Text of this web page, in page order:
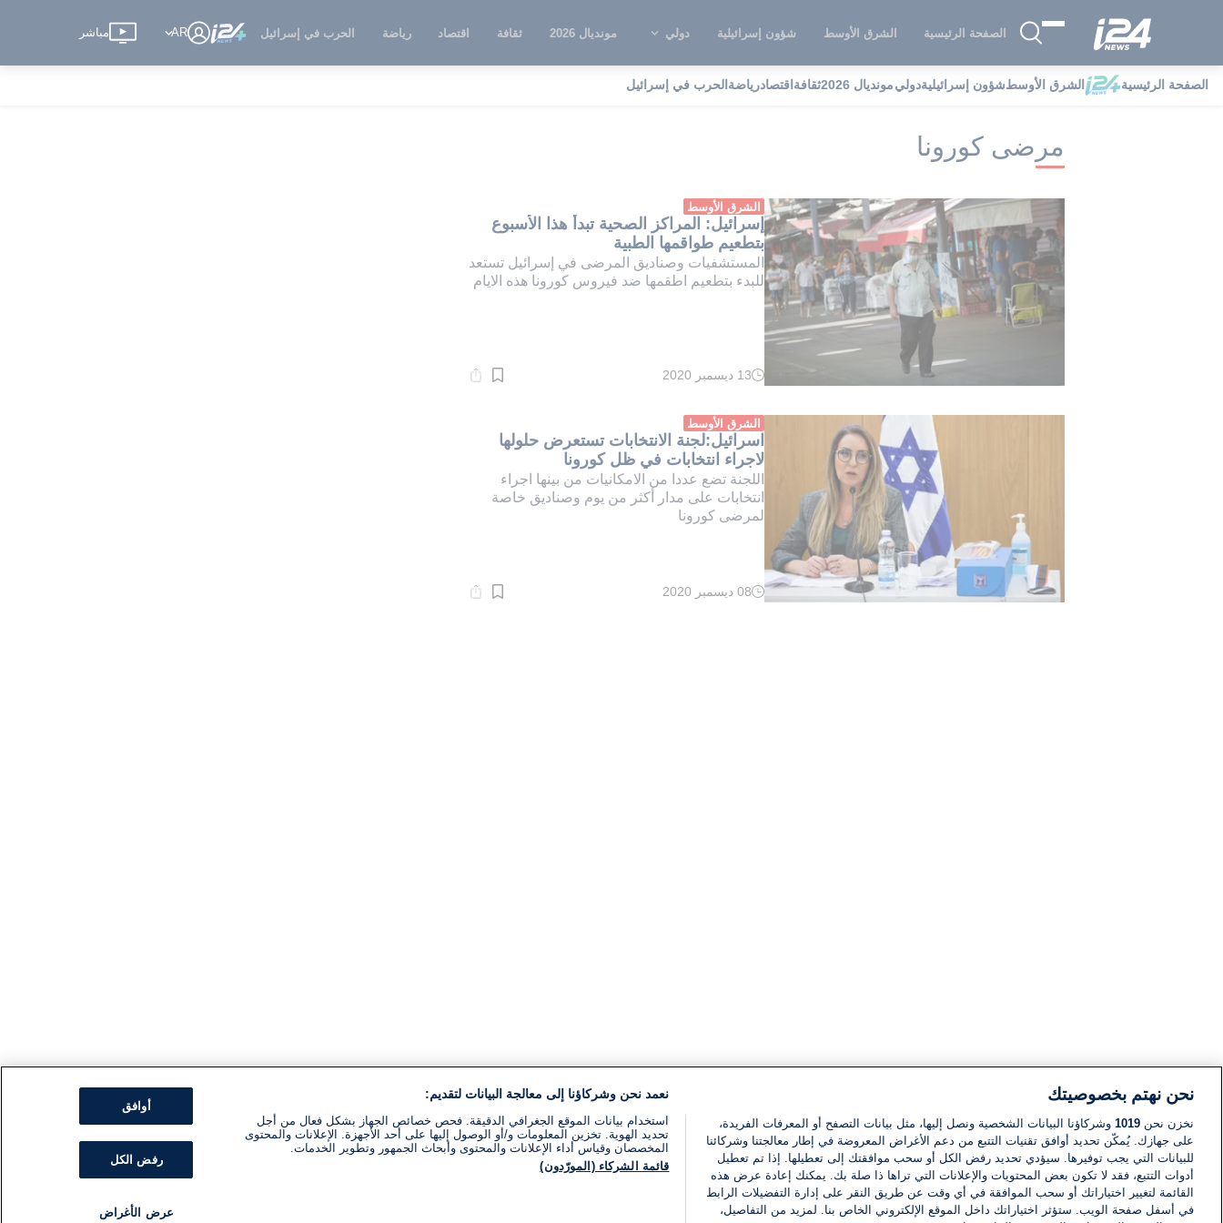
الصفحة الرئيسية الشرق الأوسط شؤون إسرائيلية دولي مونديال 2026 ثقافة اقتصاد رياضة الحرب في إسرائيل AR مباشر
الصفحة الرئيسية الشرق الأوسطشؤون إسرائيليةدوليمونديال 2026 ثقافة اقتصادرياضة الحرب في إسرائيل i24NEWS i24NEWS فهرس علامات مرضى كورونا
مرضى كورونا
الشرق الأوسط
إسرائيل: المراكز الصحية تبدأ هذا الأسبوع
بتطعيم طواقمها الطبية
المستشفيات وصناديق المرضى في إسرائيل تستعد
للبدء بتطعيم اطقمها ضد فيروس كورونا هذه الايام
وقت
دقيقة.
13 ديسمبر 2020
الشرق الأوسط
اسرائيل:لجنة الانتخابات تستعرض حلولها
لاجراء انتخابات في ظل كورونا
اللجنة تضع عددا من الامكانيات من بينها اجراء
انتخابات على مدار أكثر من يوم وصناديق خاصة
لمرضى كورونا
وقت
08 ديسمبر 2020
نحن نهتم بخصوصيتك
نخزن نحن 1019 وشركاؤنا البيانات الشخصية ونصل إليها، مثل بيانات التصفح أو المعرفات الفريدة،
على جهازك. يُمكّن تحديد أوافق تقنيات التتبع من دعم الأغراض المعروضة في إطار معالجتنا وشركائنا
للبيانات التي يجب توفيرها. سيؤدي تحديد رفض الكل أو سحب موافقتك إلى تعطيلها. إذا تم تعطيل
أدوات التتبع، فقد لا تكون بعض المحتويات والإعلانات التي تراها ذا صلة بك. يمكنك إعادة عرض هذه
القائمة لتغيير اختياراتك أو سحب الموافقة في أي وقت عن طريق النقر على إدارة التفضيلات الرابط
في أسفل صفحة الويب. ستؤثر اختياراتك داخل الموقع الإلكتروني الخاص بنا. لمزيد من التفاصيل،
نعمد نحن وشركاؤنا إلى معالجة البيانات لتقديم:
استخدام بيانات الموقع الجغرافي الدقيقة. فحص خصائص الجهاز بشكل فعال من أجل
تحديد الهوية. تخزين المعلومات و/أو الوصول إليها على أحد الأجهزة. الإعلانات والمحتوى
المخصصان وقياس أداء الإعلانات والمحتوى وأبحاث الجمهور وتطوير الخدمات.
قائمة الشركاء (المورّدون)
أوافق
رفض الكل
عرض الأغراض